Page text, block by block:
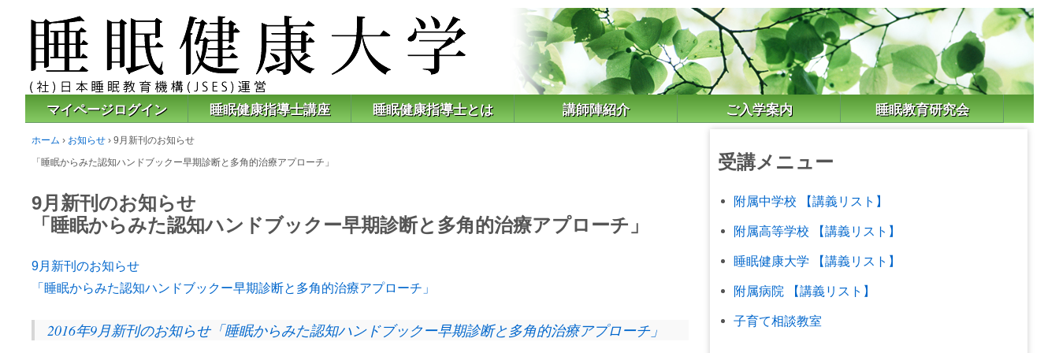
マイページログイン 睡眠健康指導士講座 睡眠健康指導士とは 講師陣紹介 ご入学案内 睡眠教育研究会
ホーム › お知らせ › 9月新刊のお知らせ
「睡眠からみた認知ハンドブックー早期診断と多角的治療アプローチ」
9月新刊のお知らせ
「睡眠からみた認知ハンドブックー早期診断と多角的治療アプローチ」
9月新刊のお知らせ
「睡眠からみた認知ハンドブックー早期診断と多角的治療アプローチ」
2016年9月新刊のお知らせ「睡眠からみた認知ハンドブックー早期診断と多角的治療アプローチ」
受講メニュー
附属中学校 【講義リスト】
附属高等学校 【講義リスト】
睡眠健康大学 【講義リスト】
附属病院 【講義リスト】
子育て相談教室